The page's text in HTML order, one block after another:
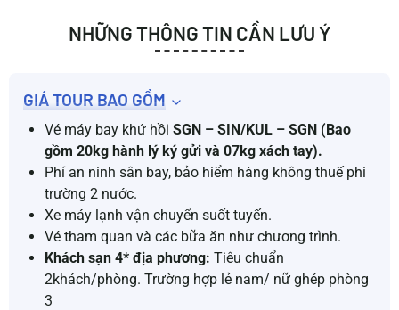
NHỮNG THÔNG TIN CẦN LƯU Ý
GIÁ TOUR BAO GỒM
Vé máy bay khứ hồiSGN – SIN/KUL – SGN (Bao
gồm 20kg hành lý ký gửi và 07kg xách tay).
Phí an ninh sân bay, bảo hiểm hàng không thuế phi
trường 2 nước.
Xe máy lạnh vận chuyển suốt tuyến.
Vé tham quan và các bữa ăn như chương trình.
Khách sạn 4* địa phương:Tiêu chuẩn
2khách/phòng. Trường hợp lẻ nam/ nữ ghép phòng
3